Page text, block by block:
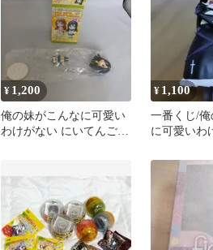
¥ 1,200
俺の妹がこんなに可愛い
わけがない にいてんご
¥ 1,100
一番くじ/
に可愛いわ